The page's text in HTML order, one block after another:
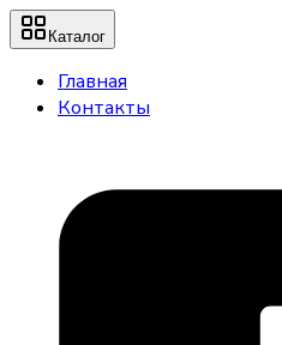
Каталог
Главная
Контакты